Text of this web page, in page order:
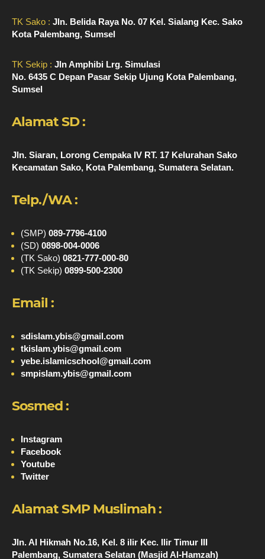
TK Sako : Jln. Belida Raya No. 07 Kel. Sialang Kec. Sako
Kota Palembang, Sumsel
TK Sekip : Jln Amphibi Lrg. Simulasi
No. 6435 C Depan Pasar Sekip Ujung Kota Palembang,
Sumsel
Alamat SD :
Jln. Siaran, Lorong Cempaka IV RT. 17 Kelurahan Sako
Kecamatan Sako, Kota Palembang, Sumatera Selatan.
Telp./WA :
(SMP) 089-7796-4100
(SD) 0898-004-0006
(TK Sako) 0821-777-000-80
(TK Sekip) 0899-500-2300
Email :
sdislam.ybis@gmail.com
tkislam.ybis@gmail.com
yebe.islamicschool@gmail.com
smpislam.ybis@gmail.com
Sosmed :
Instagram
Facebook
Youtube
Twitter
Alamat SMP Muslimah :
Jln. Al Hikmah No.16, Kel. 8 ilir Kec. Ilir Timur III
Palembang, Sumatera Selatan (Masjid Al-Hamzah)